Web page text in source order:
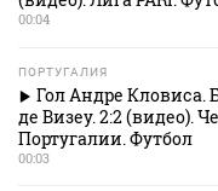
00:04
ПОРТУГАЛИЯ
Гол Андре Кловиса.
де Визеу. 2:2 (видео).
Португалии. Футбол
00:03